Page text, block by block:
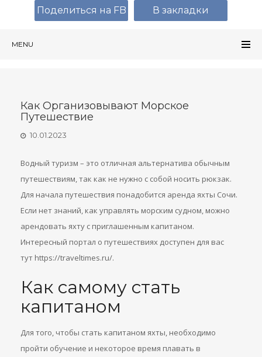
MENU
Как Организовывают Морское
Путешествие
10.01.2023
Водный туризм – это отличная альтернатива обычным
путешествиям, так как не нужно с собой носить рюкзак.
Для начала путешествия понадобится аренда яхты Сочи.
Если нет знаний, как управлять морским судном, можно
арендовать яхту с приглашенным капитаном.
Интересный портал о путешествиях доступен для вас
тут https://traveltimes.ru/.
Как самому стать
капитаном
Для того, чтобы стать капитаном яхты, необходимо
пройти обучение и некоторое время плавать в
Поделиться на FB В закладки